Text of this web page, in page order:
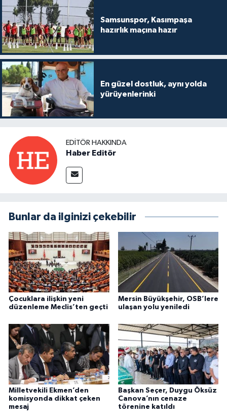
Samsunspor, Kasımpaşa
hazırlık maçına hazır
En güzel dostluk, aynı yolda
yürüyenlerinki
EDITÖR HAKKINDA
Haber Editör
Bunlar da ilginizi çekebilir
Çocuklara ilişkin yeni
düzenleme Meclis’ten geçti
Mersin Büyükşehir, OSB’lere
ulaşan yolu yeniledi
Milletvekili Ekmen’den
komisyonda dikkat çeken
mesaj
Başkan Seçer, Duygu Öksüz
Canova’nın cenaze
törenine katıldı